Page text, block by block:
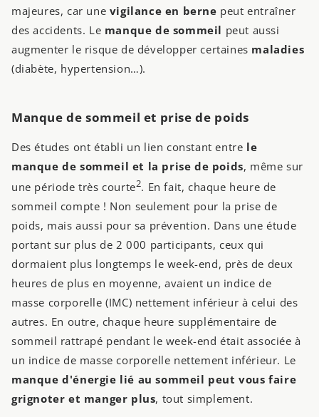
majeures, car une vigilance en berne peut entraîner
des accidents. Le manque de sommeil peut aussi
augmenter le risque de développer certaines maladies
(diabète, hypertension…).
Manque de sommeil et prise de poids
Des études ont établi un lien constant entre le
manque de sommeil et la prise de poids, même sur
une période très courte2. En fait, chaque heure de
sommeil compte ! Non seulement pour la prise de
poids, mais aussi pour sa prévention. Dans une étude
portant sur plus de 2 000 participants, ceux qui
dormaient plus longtemps le week-end, près de deux
heures de plus en moyenne, avaient un indice de
masse corporelle (IMC) nettement inférieur à celui des
autres. En outre, chaque heure supplémentaire de
sommeil rattrapé pendant le week-end était associée à
un indice de masse corporelle nettement inférieur. Le
manque d'énergie lié au sommeil peut vous faire
grignoter et manger plus, tout simplement.